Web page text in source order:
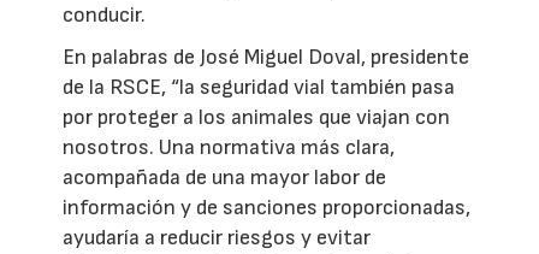
conducir.
En palabras de José Miguel Doval, presidente
de la RSCE, “la seguridad vial también pasa
por proteger a los animales que viajan con
nosotros. Una normativa más clara,
acompañada de una mayor labor de
información y de sanciones proporcionadas,
ayudaría a reducir riesgos y evitar